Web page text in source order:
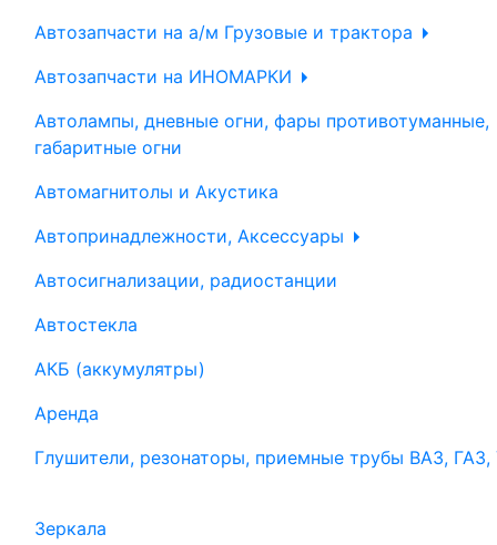
Автозапчасти на а/м Грузовые и трактора
Автозапчасти на ИНОМАРКИ
Автолампы, дневные огни, фары противотуманные,
габаритные огни
Автомагнитолы и Акустика
Автопринадлежности, Аксессуары
Автосигнализации, радиостанции
Автостекла
АКБ (аккумулятры)
Аренда
Глушители, резонаторы, приемные трубы ВАЗ, ГАЗ,
Зеркала